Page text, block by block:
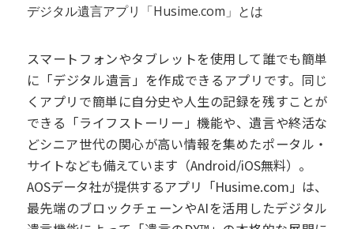
デジタル遺言アプリ「Husime.com」とは
スマートフォンやタブレットを使用して誰でも簡単
に「デジタル遺言」を作成できるアプリです。同じ
くアプリで簡単に自分史や人生の記録を残すことが
できる「ライフストーリー」機能や、遺言や終活な
どシニア世代の関心が高い情報を集めたポータル・
サイトなども備えています（Android/iOS無料）。
AOSデータ社が提供するアプリ「Husime.com」は、
最先端のブロックチェーンやAIを活用したデジタル